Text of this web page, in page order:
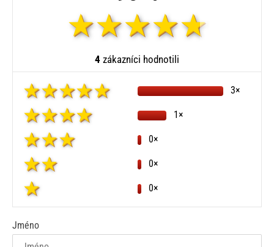
4 zákazníci hodnotili
3×
1×
0×
0×
0×
Jméno